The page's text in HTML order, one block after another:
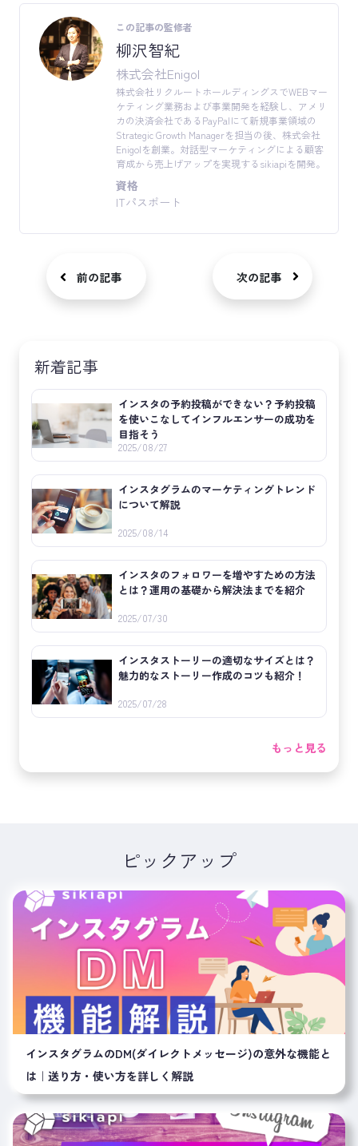
この記事の監修者
柳沢智紀
株式会社Enigol
株式会社リクルートホールディングスでWEBマー
ケティング業務および事業開発を経験し、アメリ
カの決済会社であるPayPalにて新規事業領域の
Strategic Growth Managerを担当の後、株式会社
Enigolを創業。対話型マーケティングによる顧客
育成から売上げアップを実現するsikiapiを開発。
資格
ITパスポート
前の記事 次の記事
新着記事
インスタの予約投稿ができない？予約投稿
を使いこなしてインフルエンサーの成功を
目指そう
2025/08/27
インスタグラムのマーケティングトレンド
について解説
2025/08/14
インスタのフォロワーを増やすための方法
とは？運用の基礎から解決法までを紹介
2025/07/30
インスタストーリーの適切なサイズとは？
魅力的なストーリー作成のコツも紹介！
2025/07/28
もっと見る
ピックアップ
インスタグラムのDM(ダイレクトメッセージ)の意外な機能と
は｜送り方・使い方を詳しく解説